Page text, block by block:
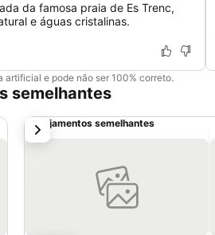
da famosa praia de Es Trenc,
e águas cristalinas.
artificial e pode não ser 100% correto.
semelhantes
Alojamentos semelhantes
próximo